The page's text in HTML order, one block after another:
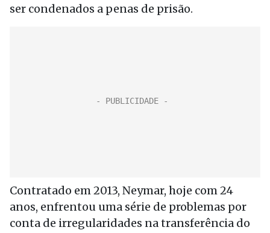
ser condenados a penas de prisão.
Contratado em 2013, Neymar, hoje com 24
anos, enfrentou uma série de problemas por
conta de irregularidades na transferência do